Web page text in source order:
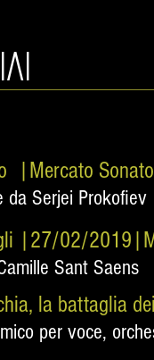
|Mercato
da Serjei Prokofiev
|27/02/2019
Sant Saens
la battaglia
per voce,